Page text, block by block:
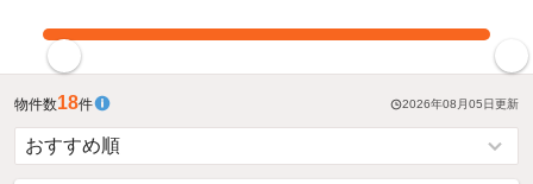
物件数18件 2026年08月05日更新